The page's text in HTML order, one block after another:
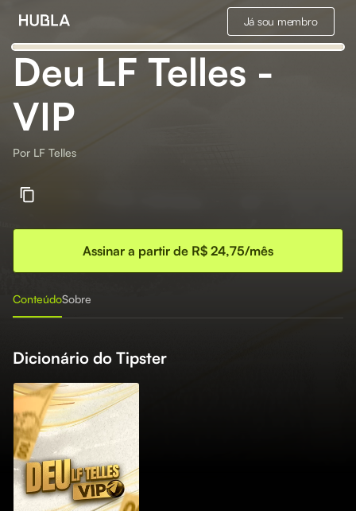
Já sou membro
Deu LF Telles -
VIP
Por LF Telles
Assinar a partir de R$ 24,75/mês
ConteúdoSobre
Dicionário do Tipster